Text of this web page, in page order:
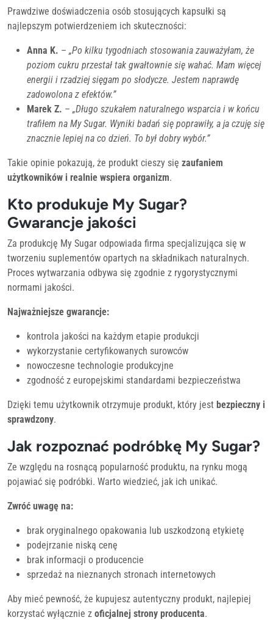
Prawdziwe doświadczenia osób stosujących kapsułki są
najlepszym potwierdzeniem ich skuteczności:
Anna K. – „Po kilku tygodniach stosowania zauważyłam, że
poziom cukru przestał tak gwałtownie się wahać. Mam więcej
energii i rzadziej sięgam po słodycze. Jestem naprawdę
zadowolona z efektów.”
Marek Z. – „Długo szukałem naturalnego wsparcia i w końcu
trafiłem na My Sugar. Wyniki badań się poprawiły, a ja czuję się
znacznie lepiej na co dzień. To był dobry wybór.”
Takie opinie pokazują, że produkt cieszy się zaufaniem
użytkowników i realnie wspiera organizm.
Kto produkuje My Sugar?
Gwarancje jakości
Za produkcję My Sugar odpowiada firma specjalizująca się w
tworzeniu suplementów opartych na składnikach naturalnych.
Proces wytwarzania odbywa się zgodnie z rygorystycznymi
normami jakości.
Najważniejsze gwarancje:
kontrola jakości na każdym etapie produkcji
wykorzystanie certyfikowanych surowców
nowoczesne technologie produkcyjne
zgodność z europejskimi standardami bezpieczeństwa
Dzięki temu użytkownik otrzymuje produkt, który jest bezpieczny i
sprawdzony.
Jak rozpoznać podróbkę My Sugar?
Ze względu na rosnącą popularność produktu, na rynku mogą
pojawiać się podróbki. Warto wiedzieć, jak ich unikać.
Zwróć uwagę na:
brak oryginalnego opakowania lub uszkodzoną etykietę
podejrzanie niską cenę
brak informacji o producencie
sprzedaż na nieznanych stronach internetowych
Aby mieć pewność, że kupujesz autentyczny produkt, najlepiej
korzystać wyłącznie z oficjalnej strony producenta.